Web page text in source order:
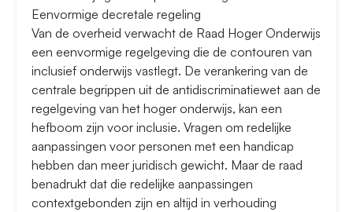
Eenvormige decretale regeling
Van de overheid verwacht de Raad Hoger Onderwijs
een eenvormige regelgeving die de contouren van
inclusief onderwijs vastlegt. De verankering van de
centrale begrippen uit de antidiscriminatiewet aan de
regelgeving van het hoger onderwijs, kan een
hefboom zijn voor inclusie. Vragen om redelijke
aanpassingen voor personen met een handicap
hebben dan meer juridisch gewicht. Maar de raad
benadrukt dat die redelijke aanpassingen
contextgebonden zijn en altijd in verhouding